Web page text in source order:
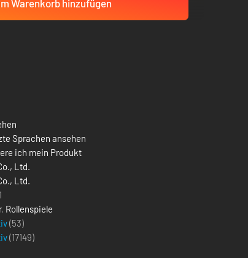
Warenkorb hinzufügen
Sprachen ansehen
ich mein Produkt
Ltd.
Ltd.
, Rollenspiele
(53)
(17149)